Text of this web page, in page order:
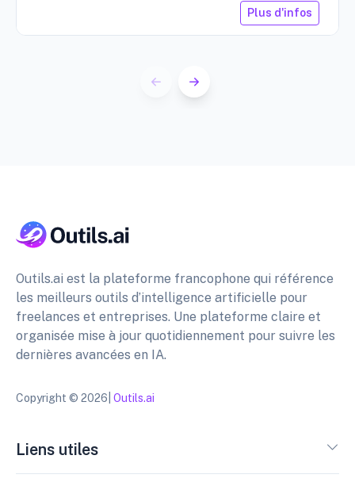
Plus d'infos
Outils.ai est la plateforme francophone qui référence
les meilleurs outils d’intelligence artificielle pour
freelances et entreprises. Une plateforme claire et
organisée mise à jour quotidiennement pour suivre les
dernières avancées en IA.
Copyright © 2026| Outils.ai
Liens utiles